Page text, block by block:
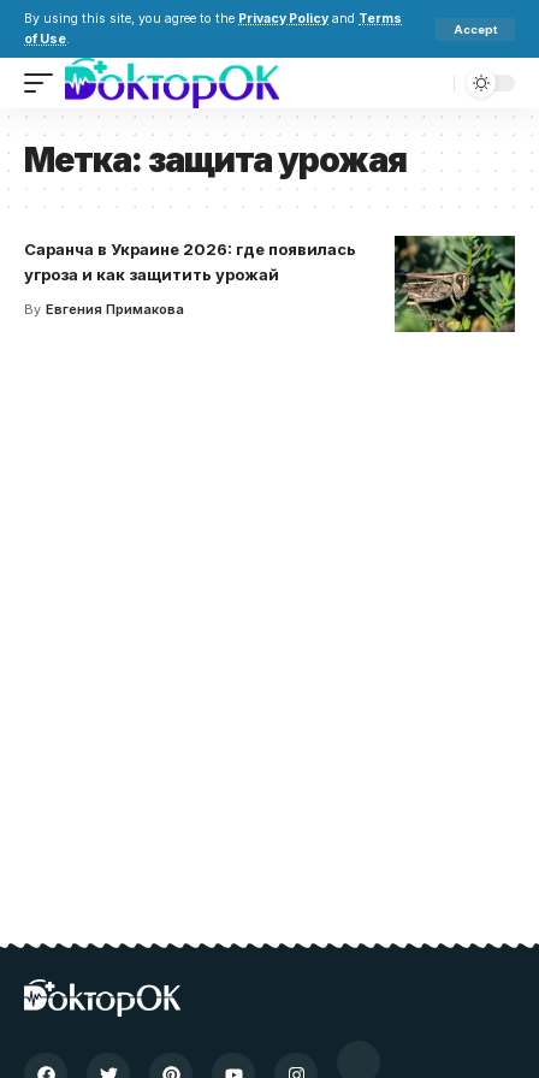
By using this site, you agree to the Privacy Policy and Terms
of Use.
Accept
Метка: защита урожая
Саранча в Украине 2026: где появилась
угроза и как защитить урожай
By Евгения Примакова